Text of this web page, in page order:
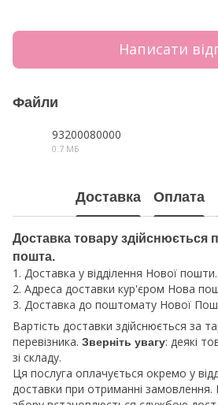
Написати
Файли
93200080000
0.7 МБ
Доставка Оплата
Доставка товару здійснюється
пошта.
1. Доставка у відділення Нової пошти.
2. Адреса доставки кур'єром Нова
3. Доставка до поштомату Нової
Вартість доставки здійснюється за
перевізника. Зверніть увагу: деякі
зі складу.
Ця послуга оплачується окремо у
доставки при отриманні замовлення.